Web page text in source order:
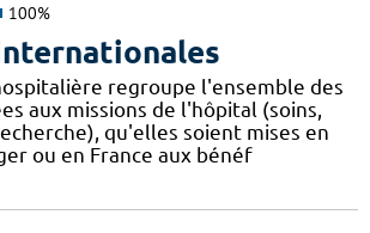
100%
regroupe l'ensemble des
aux missions de l'hôpital (soins,
qu'elles soient mises en
ou en France aux bénéf